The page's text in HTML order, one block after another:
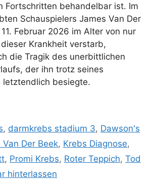
Fortschritten behandelbar ist. Im
Schauspielers James Van Der
Februar 2026 im Alter von nur
Krankheit verstarb,
die Tragik des unerbittlichen
der ihn trotz seines
letztendlich besiegte.
, darmkrebs stadium 3, Dawson's
Van Der Beek, Krebs Diagnose,
, Promi Krebs, Roter Teppich, Tod
hinterlassen